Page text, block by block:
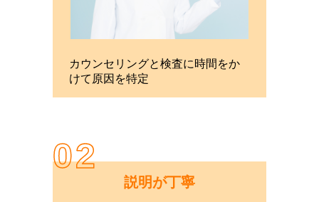
カウンセリングと検査に時間をか
けて原因を特定
02
説明が丁寧